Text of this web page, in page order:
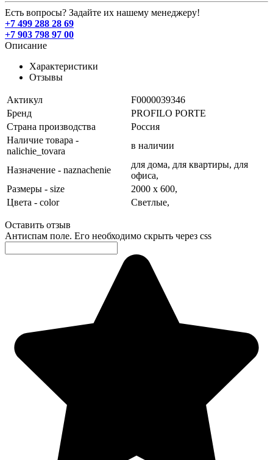
Есть вопросы? Задайте их нашему менеджеру!
+7 499 288 28 69
+7 903 798 97 00
Описание
Характеристики
Отзывы
Актикул
F0000039346
Бренд
PROFILO PORTE
Страна производства
Россия
Наличие товара -
nalichie_tovara
в наличии
Назначение - naznachenie
для дома, для квартиры, для
офиса,
Размеры - size
2000 х 600,
Цвета - color
Светлые,
Оставить отзыв
Антиспам поле. Его необходимо скрыть через css